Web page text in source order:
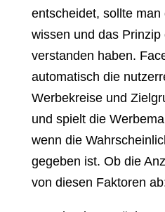
entscheidet, sollte
wissen und das Prinzip
verstanden haben.
automatisch die
Werbekreise und
und spielt die
wenn die
gegeben ist. Ob die
von diesen Faktoren